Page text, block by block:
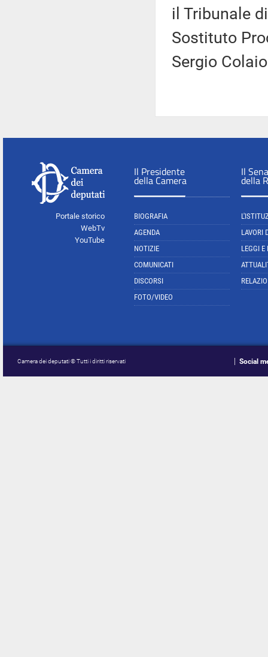
il Tribunale
Sostituto
Sergio
Portale storico
WebTv
YouTube
Il Presidente
della Camera
BIOGRAFIA
AGENDA
NOTIZIE
COMUNICATI
DISCORSI
FOTO/VIDEO
Il
della
LAVORI
LEGGI E
Camera dei deputati © Tutti i diritti riservati Social